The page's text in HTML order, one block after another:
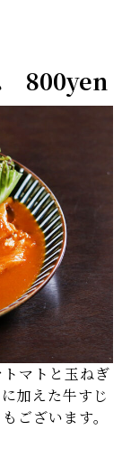
800yen
マトと玉ねぎ
加えた牛すじ
ございます。